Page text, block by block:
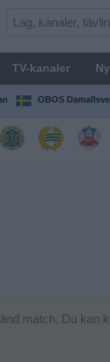
TV-kanaler
OBOS
match. Du kan